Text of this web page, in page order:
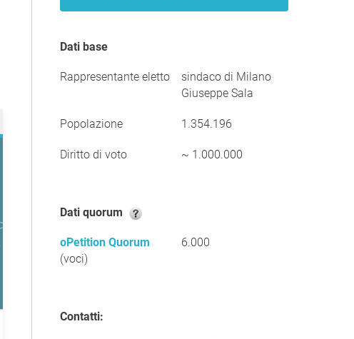
Dati base
Rappresentante eletto
sindaco di Milano
Giuseppe Sala
Popolazione 1.354.196
Diritto di voto ~ 1.000.000
Dati quorum
oPetition Quorum
(voci)
6.000
Contatti: